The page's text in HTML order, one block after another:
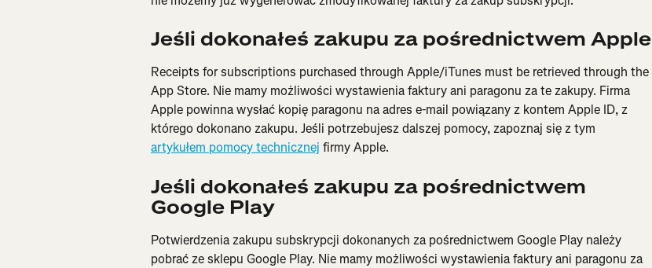
Jeśli dokonałeś zakupu za pośrednictwem Apple
Receipts for subscriptions purchased through Apple/iTunes must be retrieved through the
App Store. Nie mamy możliwości wystawienia faktury ani paragonu za te zakupy. Firma
Apple powinna wysłać kopię paragonu na adres e-mail powiązany z kontem Apple ID, z
którego dokonano zakupu. Jeśli potrzebujesz dalszej pomocy, zapoznaj się z tym
artykułem pomocy technicznej firmy Apple.
Jeśli dokonałeś zakupu za pośrednictwem
Google Play
Potwierdzenia zakupu subskrypcji dokonanych za pośrednictwem Google Play należy
pobrać ze sklepu Google Play. Nie mamy możliwości wystawienia faktury ani paragonu za